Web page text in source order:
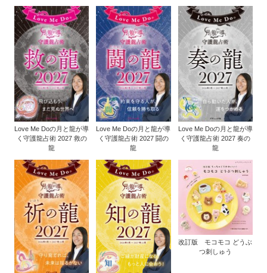
Love Me Doの月と龍が導
く守護龍占術 2027 救の
龍
Love Me Doの月と龍が導
く守護龍占術 2027 闘の
龍
Love Me Doの月と龍が導
く守護龍占術 2027 奏の
龍
改訂版 モコモコ どうぶ
つ刺しゅう